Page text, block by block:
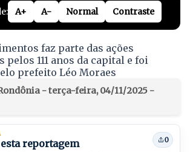
A+ A- Normal Contraste
faz parte das ações
pelos 111 anos da capital e foi
prefeito Léo Moraes
- terça-feira, 04/11/2025 -
reportagem 0